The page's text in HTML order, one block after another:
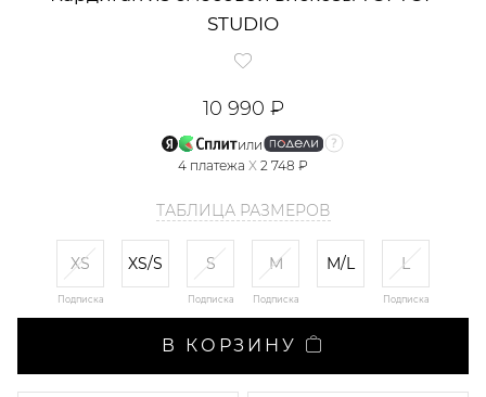
STUDIO
10 990 ₽
или
4 платежа X 2 748 ₽
ТАБЛИЦА РАЗМЕРОВ
XS
Подписка
XS/S S
Подписка
M
Подписка
M/L L
Подписка
В КОРЗИНУ